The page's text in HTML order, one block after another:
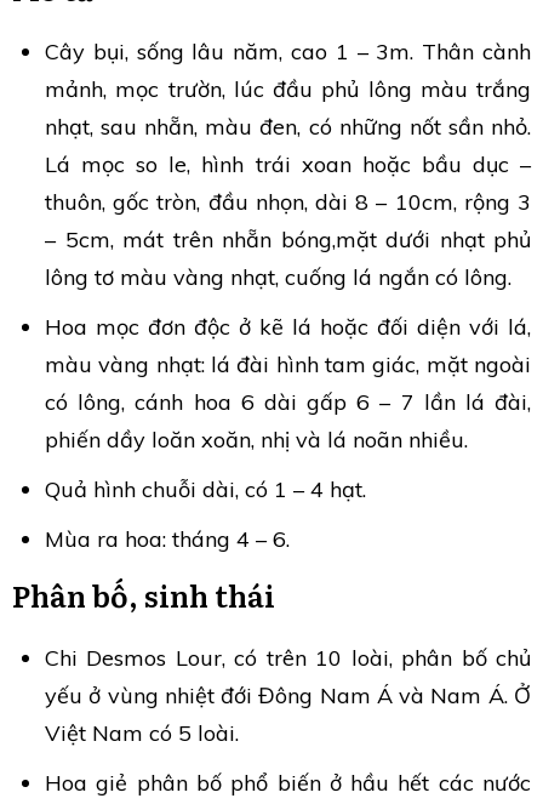
Cây bụi, sống lâu năm, cao 1 – 3m. Thân cành
mảnh, mọc trườn, lúc đầu phủ lông màu trắng
nhạt, sau nhẵn, màu đen, có những nốt sần nhỏ.
Lá mọc so le, hình trái xoan hoặc bầu dục –
thuôn, gốc tròn, đầu nhọn, dài 8 – 10cm, rộng 3
– 5cm, mát trên nhẵn bóng,mặt dưới nhạt phủ
lông tơ màu vàng nhạt, cuống lá ngắn có lông.
Hoa mọc đơn độc ở kẽ lá hoặc đối diện với lá,
màu vàng nhạt: lá đài hình tam giác, mặt ngoài
có lông, cánh hoa 6 dài gấp 6 – 7 lần lá đài,
phiến dầy loăn xoăn, nhị và lá noãn nhiều.
Quả hình chuỗi dài, có 1 – 4 hạt.
Mùa ra hoa: tháng 4 – 6.
Phân bố, sinh thái
Chi Desmos Lour, có trên 10 loài, phân bố chủ
yếu ở vùng nhiệt đới Đông Nam Á và Nam Á. Ở
Việt Nam có 5 loài.
Hoa giẻ phân bố phổ biến ở hầu hết các nước